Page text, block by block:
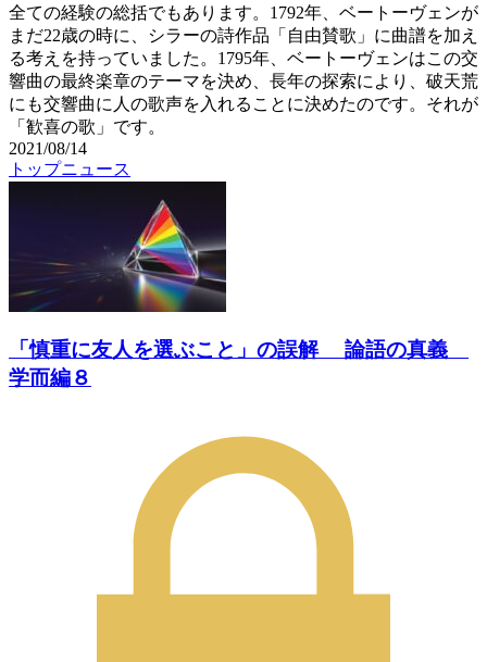
全ての経験の総括でもあります。1792年、ベートーヴェンが
まだ22歳の時に、シラーの詩作品「自由賛歌」に曲譜を加え
る考えを持っていました。1795年、ベートーヴェンはこの交
響曲の最終楽章のテーマを決め、長年の探索により、破天荒
にも交響曲に人の歌声を入れることに決めたのです。それが
「歓喜の歌」です。
2021/08/14
トップニュース
「慎重に友人を選ぶこと」の誤解 論語の真義
学而編８